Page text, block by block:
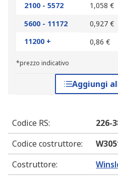
2100 - 5572
1,058 €
5600 - 11172
0,927 €
11200 +
0,86 €
*prezzo indicativo
Aggiungi
Codice RS:
226-
Codice costruttore:
Costruttore: